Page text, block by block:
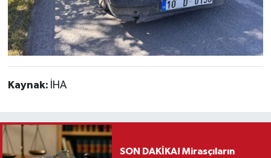
Kaynak: İHA
SON DAKİKA! Mirasçıların